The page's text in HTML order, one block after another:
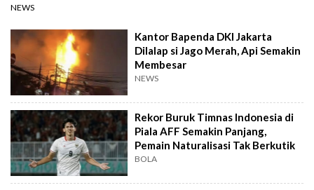
NEWS
Kantor Bapenda DKI Jakarta
Dilalap si Jago Merah, Api Semakin
Membesar
NEWS
Rekor Buruk Timnas Indonesia di
Piala AFF Semakin Panjang,
Pemain Naturalisasi Tak Berkutik
BOLA